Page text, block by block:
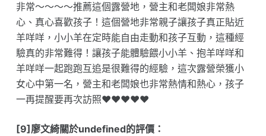
非常～～～～推薦這個露營地，營主和老闆娘非常熱
心、真心喜歡孩子！這個營地非常親子讓孩子真正貼近
羊咩咩，小小羊在定時能自由走動和孩子互動，這種經
驗真的非常難得！讓孩子能體驗餵小小羊、抱羊咩咩和
羊咩咩一起跑跑互追是很難得的經驗，這次露營榮獲小
女心中第一名，營主和老闆娘也非常熱情和熱心，孩子
一再提醒要再次訪照❤️❤️❤️❤️❤️
[9]廖文綺關於undefined的評價：